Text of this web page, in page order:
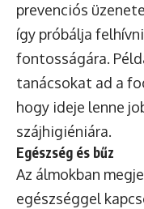
prevenciós
így próbálja
fontosságára.
tanácsokat ad a
hogy ideje lenne
szájhigiéniára.
Egészség és bűz
Az álmokban
egészséggel